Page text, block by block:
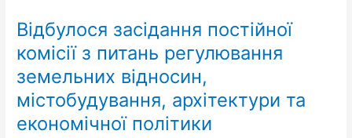
Відбулося засідання постійної
комісії з питань регулювання
земельних відносин,
містобудування, архітектури та
економічної політики
постійної
з
питань
регулювання
відносин,